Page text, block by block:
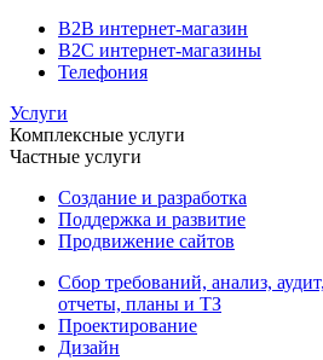
B2B интернет-магазин
B2C интернет-магазины
Телефония
Услуги
Комплексные услуги
Частные услуги
Создание и разработка
Поддержка и развитие
Продвижение сайтов
Сбор требований, анализ,
отчеты, планы и ТЗ
Проектирование
Дизайн